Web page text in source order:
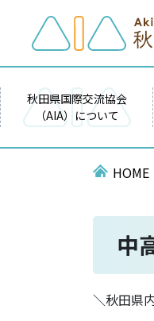
秋田県国際交流協会
（AIA）について
HOME
中
＼秋田県